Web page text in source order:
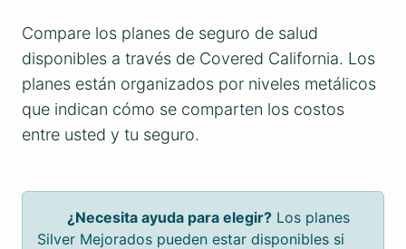
Compare los planes de seguro de salud
disponibles a través de Covered California. Los
planes están organizados por niveles metálicos
que indican cómo se comparten los costos
entre usted y tu seguro.
¿Necesita ayuda para elegir? Los planes
Silver Mejorados pueden estar disponibles si